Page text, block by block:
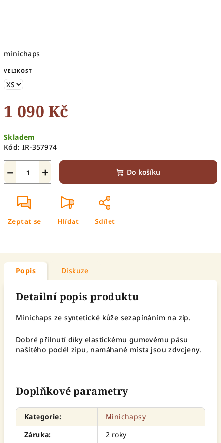
minichaps
VELIKOST
1 090 Kč
cena:
Skladem
Kód: IR-357974
+
− Do košíku
Zeptat se Hlídat Sdílet
Popis Diskuze
Detailní popis produktu
Minichaps ze syntetické kůže sezapínáním na zip.
Dobré přilnutí díky elastickému gumovému pásu
našitého podél zipu, namáhané místa jsou zdvojeny.
Doplňkové parametry
Kategorie:
Minichapsy
Záruka:
2 roky